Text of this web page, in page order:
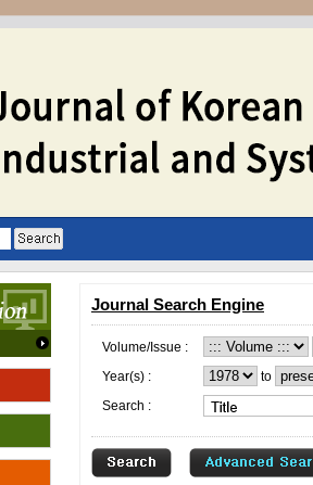
Journal Search Engine
Volume/Issue :
Year(s) :
to
Search :